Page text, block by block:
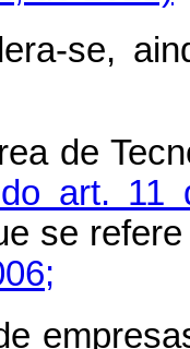
se,
de
art. 11
se